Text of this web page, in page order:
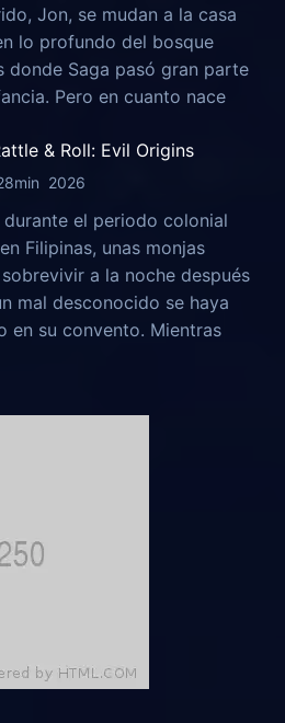
Jon, se mudan a la casa
lo profundo del bosque
donde Saga pasó gran parte
Pero en cuanto nace
& Roll: Evil Origins
2026
durante el periodo colonial
Filipinas, unas monjas
a la noche después
mal desconocido se haya
en su convento. Mientras